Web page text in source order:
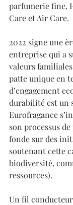
parfumerie fine,
Care et Air Care.
2022 signe une
entreprise qui a
valeurs
patte unique en
d’engagement
durabilité est un
Eurofragance
son processus
fonde sur des
soutenant cette
biodiversité,
ressources).
Un fil